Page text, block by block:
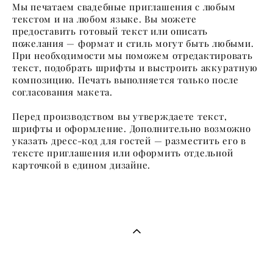
Мы печатаем свадебные приглашения с любым
текстом и на любом языке. Вы можете
предоставить готовый текст или описать
пожелания — формат и стиль могут быть любыми.
При необходимости мы поможем отредактировать
текст, подобрать шрифты и выстроить аккуратную
композицию. Печать выполняется только после
согласования макета.
Перед производством вы утверждаете текст,
шрифты и оформление. Дополнительно возможно
указать дресс-код для гостей — разместить его в
тексте приглашения или оформить отдельной
карточкой в едином дизайне.